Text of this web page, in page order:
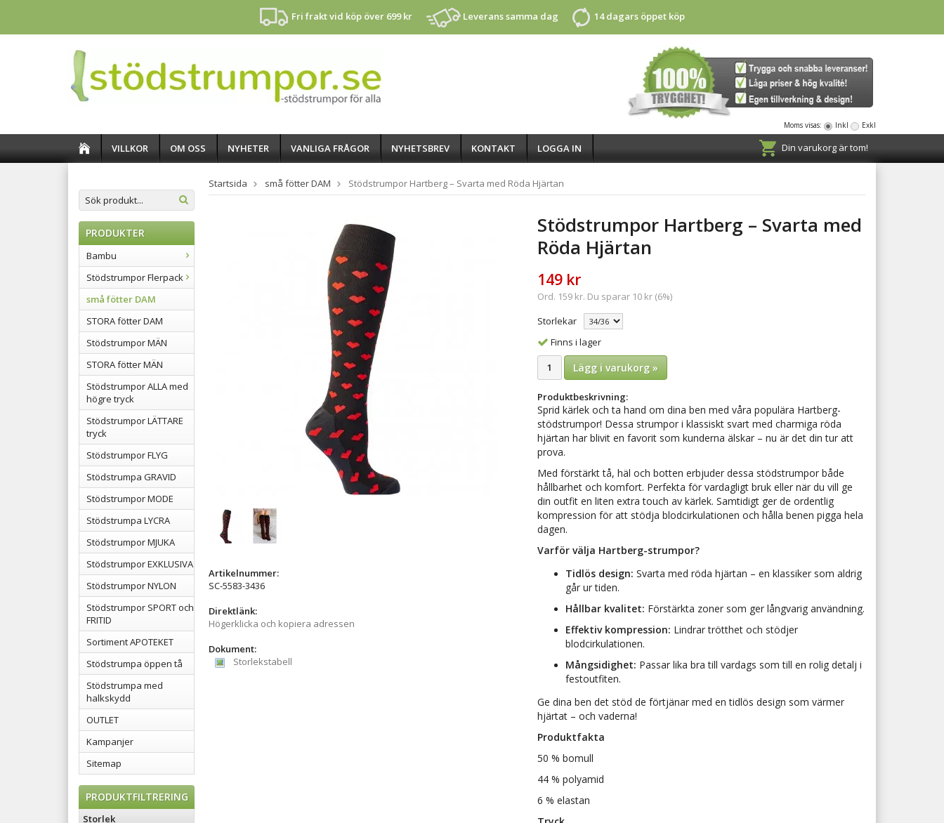
Fri frakt vid köp över 699 kr Leverans samma dag 14 dagars öppet köp
Moms visas: Inkl Exkl
VILLKOR OM OSS NYHETER VANLIGA FRÅGOR NYHETSBREV KONTAKT LOGGA IN Din varukorg är tom!
PRODUKTER
Bambu
Stödstrumpor Flerpack
små fötter DAM
STORA fötter DAM
Stödstrumpor MÄN
STORA fötter MÄN
Stödstrumpor ALLA med
högre tryck
Stödstrumpor LÄTTARE
tryck
Stödstrumpor FLYG
Stödstrumpa GRAVID
Stödstrumpor MODE
Stödstrumpa LYCRA
Stödstrumpor MJUKA
Stödstrumpor EXKLUSIVA
Stödstrumpor NYLON
Stödstrumpor SPORT och
FRITID
Sortiment APOTEKET
Stödstrumpa öppen tå
Stödstrumpa med
halkskydd
OUTLET
Kampanjer
Sitemap
PRODUKTFILTRERING
Storlek
Startsida små fötter DAM Stödstrumpor Hartberg – Svarta med Röda Hjärtan
Stödstrumpor Hartberg – Svarta med
Röda Hjärtan
149 kr
Ord. 159 kr. Du sparar 10 kr (6%)
Storlekar
Finns i lager
Lägg i varukorg »
Produktbeskrivning:
Sprid kärlek och ta hand om dina ben med våra populära Hartberg-
stödstrumpor! Dessa strumpor i klassiskt svart med charmiga röda
hjärtan har blivit en favorit som kunderna älskar – nu är det din tur att
prova.
Med förstärkt tå, häl och botten erbjuder dessa stödstrumpor både
hållbarhet och komfort. Perfekta för vardagligt bruk eller när du vill ge
din outfit en liten extra touch av kärlek. Samtidigt ger de ordentlig
kompression för att stödja blodcirkulationen och hålla benen pigga hela
dagen.
Varför välja Hartberg-strumpor?
Tidlös design: Svarta med röda hjärtan – en klassiker som aldrig
går ur tiden.
Hållbar kvalitet: Förstärkta zoner som ger långvarig användning.
Effektiv kompression: Lindrar trötthet och stödjer
blodcirkulationen.
Mångsidighet: Passar lika bra till vardags som till en rolig detalj i
festoutfiten.
Ge dina ben det stöd de förtjänar med en tidlös design som värmer
hjärtat – och vaderna!
Produktfakta
50 % bomull
44 % polyamid
6 % elastan
Artikelnummer:
SC-5583-3436
Direktlänk:
Högerklicka och kopiera adressen
Dokument:
Storlekstabell